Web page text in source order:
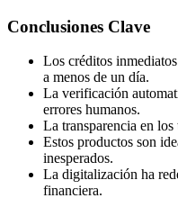
Conclusiones Clave
Los créditos
a menos de un día.
La verificación
errores humanos.
La transparencia en
Estos productos son
inesperados.
La digitalización ha
financiera.